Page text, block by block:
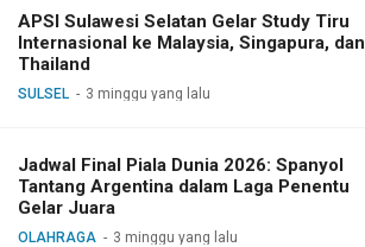
APSI Sulawesi Selatan Gelar Study Tiru
Internasional ke Malaysia, Singapura, dan
Thailand
SULSEL 3 minggu yang lalu
Jadwal Final Piala Dunia 2026: Spanyol
Tantang Argentina dalam Laga Penentu
Gelar Juara
OLAHRAGA 3 minggu yang lalu